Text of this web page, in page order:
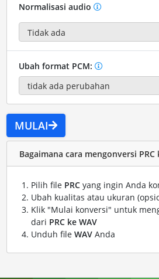
Normalisasi audio
Ubah format PCM:
MULAI
Bagaimana cara mengonversi PRC
Pilih file PRCyang ingin Anda
Ubah kualitas atau ukuran
Klik "Mulai konversi" untuk
dari PRC ke WAV
Unduh file WAVAnda